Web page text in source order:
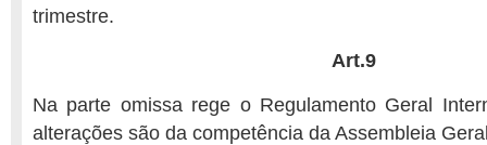
trimestre.
Art.9
Na parte omissa rege o Regulamento Geral
alterações são da competência da Assembleia